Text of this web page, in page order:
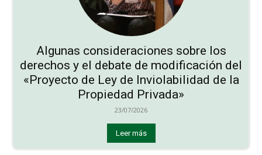
Algunas consideraciones sobre los
derechos y el debate de modificación del
«Proyecto de Ley de Inviolabilidad de la
Propiedad Privada»
23/07/2026
Leer más